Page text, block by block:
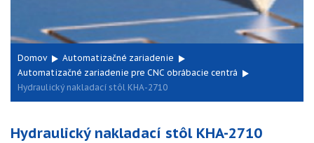
Domov
Automatizačné zariadenie
Automatizačné zariadenie pre CNC obrábacie centrá
Hydraulický nakladací stôl KHA-2710
Hydraulický nakladací stôl KHA-2710